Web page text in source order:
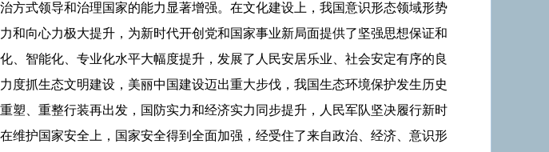
方式领导和治理国家的能力显著增强。在文化建设上，我国意识形态领域形势
和向心力极大提升，为新时代开创党和国家事业新局面提供了坚强思想保证和
智能化、专业化水平大幅度提升，发展了人民安居乐业、社会安定有序的良
抓生态文明建设，美丽中国建设迈出重大步伐，我国生态环境保护发生历史
塑、重整行装再出发，国防实力和经济实力同步提升，人民军队坚决履行新时
维护国家安全上，国家安全得到全面加强，经受住了来自政治、经济、意识形